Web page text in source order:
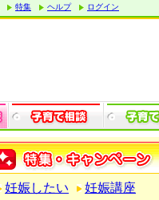
特集 ヘルプ ログイン
妊娠したい
妊娠講座